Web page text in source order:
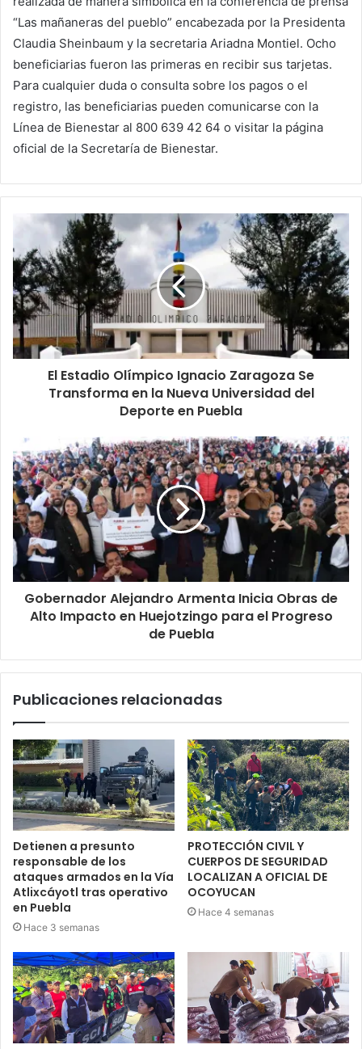
“Las mañaneras del pueblo” encabezada por la Presidenta
Claudia Sheinbaum y la secretaria Ariadna Montiel. Ocho
beneficiarias fueron las primeras en recibir sus tarjetas.
Para cualquier duda o consulta sobre los pagos o el
registro, las beneficiarias pueden comunicarse con la
Línea de Bienestar al 800 639 42 64 o visitar la página
oficial de la Secretaría de Bienestar.
El Estadio Olímpico Ignacio Zaragoza Se
Transforma en la Nueva Universidad del
Deporte en Puebla
Gobernador Alejandro Armenta Inicia Obras de
Alto Impacto en Huejotzingo para el Progreso
de Puebla
Publicaciones relacionadas
Detienen a presunto
responsable de los
ataques armados en la Vía
Atlixcáyotl tras operativo
en Puebla
Hace 3 semanas
PROTECCIÓN CIVIL Y
CUERPOS DE SEGURIDAD
LOCALIZAN A OFICIAL DE
OCOYUCAN
Hace 4 semanas